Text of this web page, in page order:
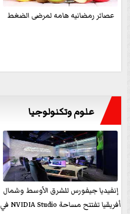
عصائر رمضانيه هامه لمرضى الضغط
علوم وتكنولوجيا
إنفيديا جيفورس للشرق الأوسط وشمال
أفريقيا تفتتح مساحة NVIDIA Studio في